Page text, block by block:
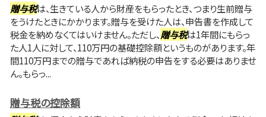
贈与税は、生きている人から財産をもらったとき、つまり生前贈与
をうけたときにかかります。贈与を受けた人は、申告書を作成して
税金を納めなくてはいけません。ただし、贈与税は1年間にもらっ
た人1人に対して、110万円の基礎控除額というものがあります。年
間110万円までの贈与であれば納税の申告をする必要はありませ
ん。もらっ...
贈与税の控除額